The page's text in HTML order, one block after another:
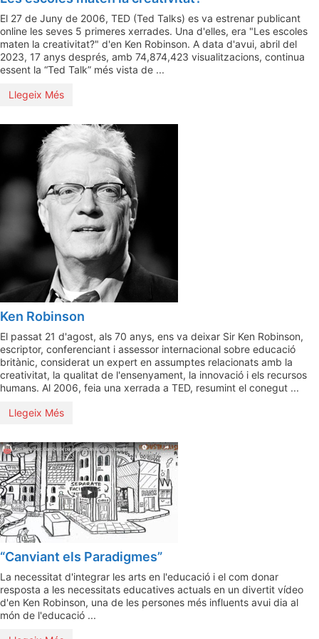
El 27 de Juny de 2006, TED (Ted Talks) es va estrenar publicant
online les seves 5 primeres xerrades. Una d'elles, era "Les escoles
maten la creativitat?" d'en Ken Robinson. A data d'avui, abril del
2023, 17 anys després, amb 74,874,423 visualitzacions, continua
essent la “Ted Talk” més vista de ...
Llegeix Més
Ken Robinson
El passat 21 d'agost, als 70 anys, ens va deixar Sir Ken Robinson,
escriptor, conferenciant i assessor internacional sobre educació
britànic, considerat un expert en assumptes relacionats amb la
creativitat, la qualitat de l'ensenyament, la innovació i els recursos
humans. Al 2006, feia una xerrada a TED, resumint el conegut ...
Llegeix Més
“Canviant els Paradigmes”
La necessitat d'integrar les arts en l'educació i el com donar
resposta a les necessitats educatives actuals en un divertit vídeo
d'en Ken Robinson, una de les persones més influents avui dia al
món de l'educació ...